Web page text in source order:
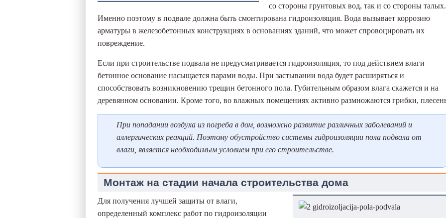
со стороны грунтовых вод, так и со стороны талых.
Именно поэтому в подвале должна быть смонтирована гидроизоляция. Вода вызывает коррозию
арматуры в железобетонных конструкциях в основаниях зданий, что может спровоцировать их
повреждение.
Если при строительстве подвала не предусматривается гидроизоляция, то под действием влаги
бетонное основание насыщается парами воды. При застывании вода будет расширяться и
способствовать возникновению трещин бетонного пола. Губительным образом влага скажется и на
деревянном основании. Кроме того, во влажных помещениях активно размножаются грибки,
При попадании воздуха из погреба в дом, возможно развитие различных заболеваний и
аллергических реакций. Поэтому обустройство системы гидроизоляции пола подвала от
влаги, является необходимым условием при его строительстве.
Монтаж на стадии начала строительства дома
Для получения лучшей защиты от влаги,
определенный комплекс работ по гидроизоляции